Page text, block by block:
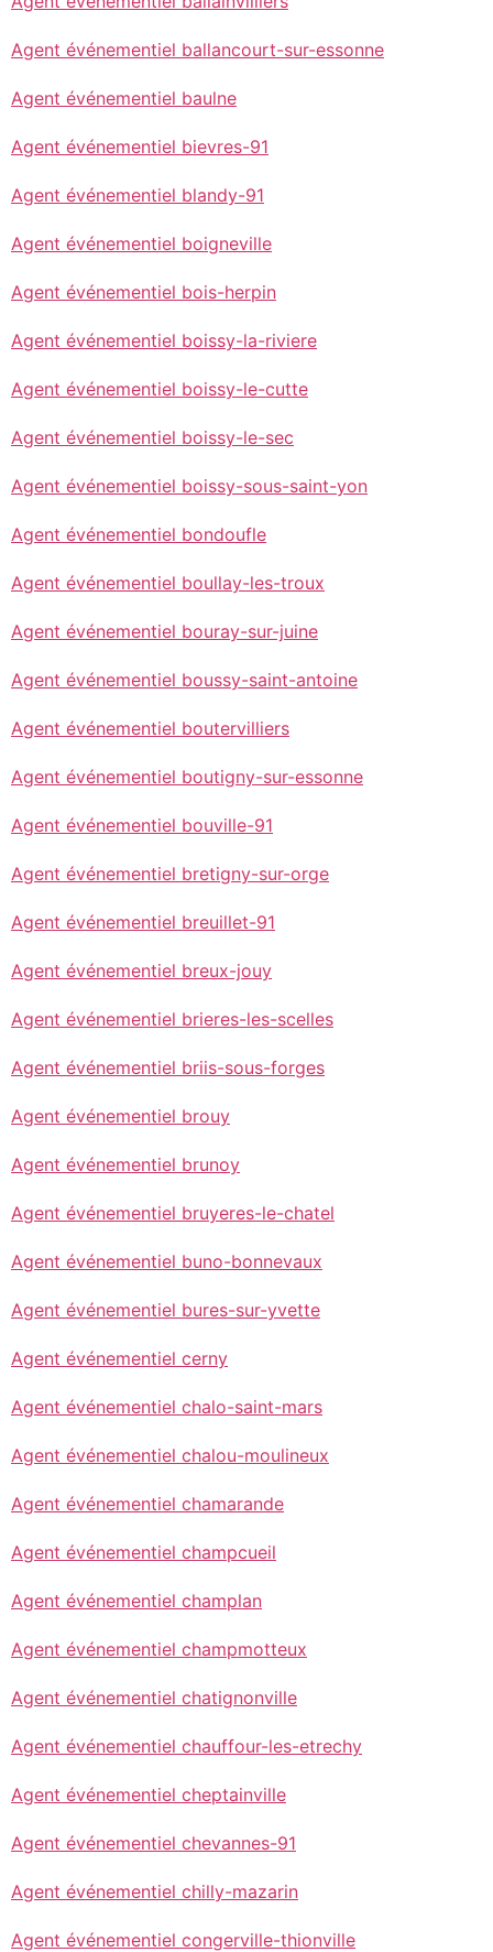
Agent événementiel ballancourt-sur-essonne
Agent événementiel baulne
Agent événementiel bievres-91
Agent événementiel blandy-91
Agent événementiel boigneville
Agent événementiel bois-herpin
Agent événementiel boissy-la-riviere
Agent événementiel boissy-le-cutte
Agent événementiel boissy-le-sec
Agent événementiel boissy-sous-saint-yon
Agent événementiel bondoufle
Agent événementiel boullay-les-troux
Agent événementiel bouray-sur-juine
Agent événementiel boussy-saint-antoine
Agent événementiel boutervilliers
Agent événementiel boutigny-sur-essonne
Agent événementiel bouville-91
Agent événementiel bretigny-sur-orge
Agent événementiel breuillet-91
Agent événementiel breux-jouy
Agent événementiel brieres-les-scelles
Agent événementiel briis-sous-forges
Agent événementiel brouy
Agent événementiel brunoy
Agent événementiel bruyeres-le-chatel
Agent événementiel buno-bonnevaux
Agent événementiel bures-sur-yvette
Agent événementiel cerny
Agent événementiel chalo-saint-mars
Agent événementiel chalou-moulineux
Agent événementiel chamarande
Agent événementiel champcueil
Agent événementiel champlan
Agent événementiel champmotteux
Agent événementiel chatignonville
Agent événementiel chauffour-les-etrechy
Agent événementiel cheptainville
Agent événementiel chevannes-91
Agent événementiel chilly-mazarin
Agent événementiel congerville-thionville